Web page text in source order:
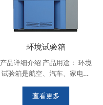
环境试验箱
产品详细介绍 产品用途： 环境
试验箱是航空、汽车、家电、
测试和确定电工、电子及其他
查看更多